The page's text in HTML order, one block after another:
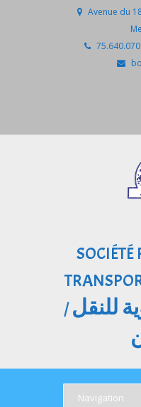
Avenue du
SOCIÉTÉ
/للنقل